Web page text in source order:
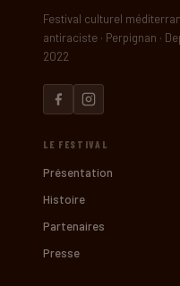
Festival culturel
antiraciste · Perpignan ·
2022
LE FESTIVAL
Présentation
Histoire
Partenaires
Presse